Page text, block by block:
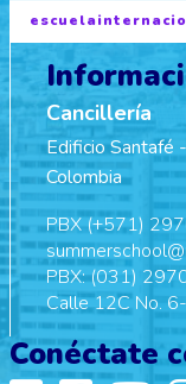
Cancillería
Edificio Santafé
Colombia
PBX (+571)
PBX: (031)
Calle 12C No.
Conéctate